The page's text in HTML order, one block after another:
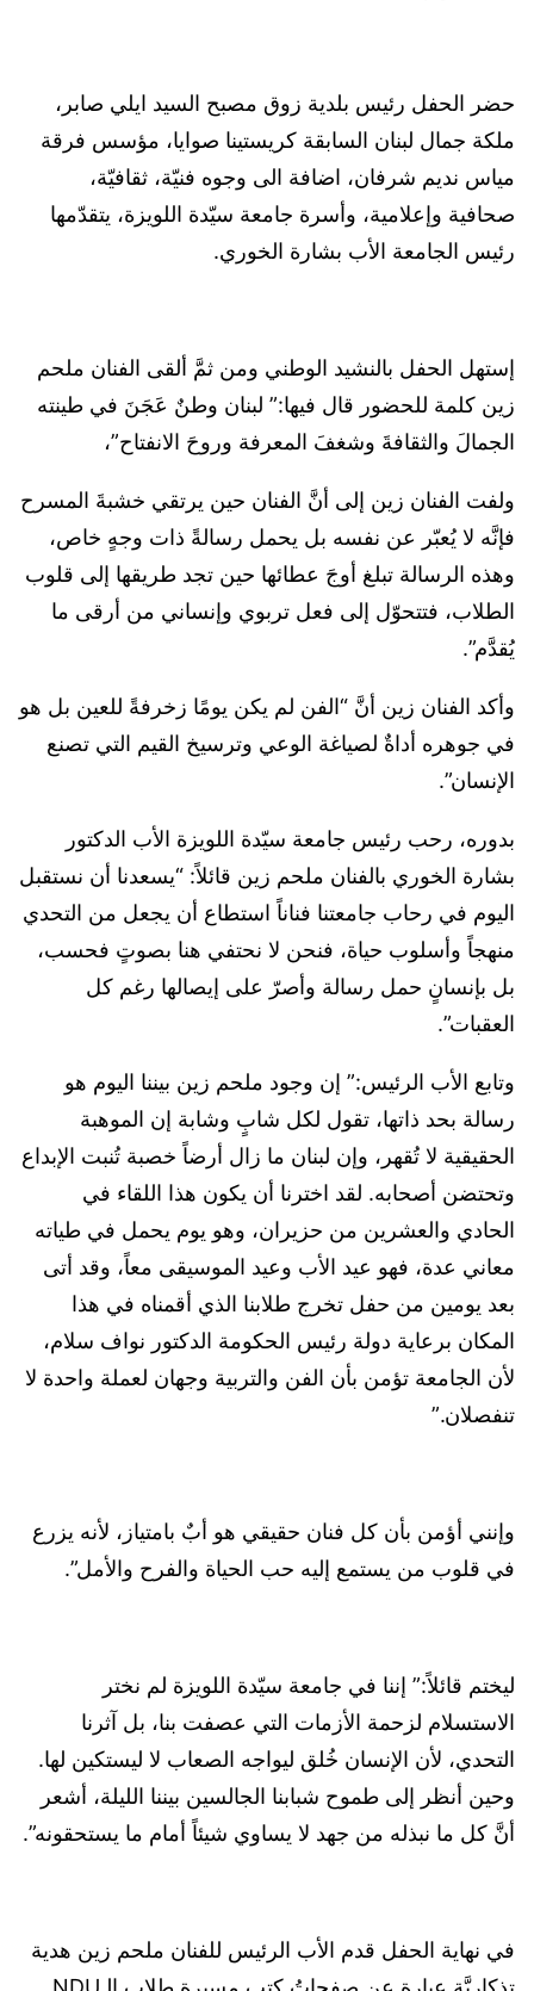
حضر الحفل رئيس بلدية زوق مصبح السيد ايلي صابر،
ملكة جمال لبنان السابقة كريستينا صوايا، مؤسس فرقة
مياس نديم شرفان، اضافة الى وجوه فنيّة، ثقافيّة،
صحافية وإعلامية، وأسرة جامعة سيّدة اللويزة، يتقدّمها
رئيس الجامعة الأب بشارة الخوري.
إستهل الحفل بالنشيد الوطني ومن ثمَّ ألقى الفنان ملحم
زين كلمة للحضور قال فيها:” لبنان وطنٌ عَجَنَ في طينته
الجمالَ والثقافةَ وشغفَ المعرفة وروحَ الانفتاح”،
ولفت الفنان زين إلى أنَّ الفنان حين يرتقي خشبةَ المسرح
فإنَّه لا يُعبّر عن نفسه بل يحمل رسالةً ذات وجهٍ خاص،
وهذه الرسالة تبلغ أوجَ عطائها حين تجد طريقها إلى قلوب
الطلاب، فتتحوّل إلى فعل تربوي وإنساني من أرقى ما
يُقدَّم”.
وأكد الفنان زين أنَّ “الفن لم يكن يومًا زخرفةً للعين بل هو
في جوهره أداةٌ لصياغة الوعي وترسيخ القيم التي تصنع
الإنسان”.
بدوره، رحب رئيس جامعة سيّدة اللويزة الأب الدكتور
بشارة الخوري بالفنان ملحم زين قائلاً: “يسعدنا أن نستقبل
اليوم في رحاب جامعتنا فناناً استطاع أن يجعل من التحدي
منهجاً وأسلوب حياة، فنحن لا نحتفي هنا بصوتٍ فحسب،
بل بإنسانٍ حمل رسالة وأصرّ على إيصالها رغم كل
العقبات”.
وتابع الأب الرئيس:” إن وجود ملحم زين بيننا اليوم هو
رسالة بحد ذاتها، تقول لكل شابٍ وشابة إن الموهبة
الحقيقية لا تُقهر، وإن لبنان ما زال أرضاً خصبة تُنبت الإبداع
وتحتضن أصحابه. لقد اخترنا أن يكون هذا اللقاء في
الحادي والعشرين من حزيران، وهو يوم يحمل في طياته
معاني عدة، فهو عيد الأب وعيد الموسيقى معاً، وقد أتى
بعد يومين من حفل تخرج طلابنا الذي أقمناه في هذا
المكان برعاية دولة رئيس الحكومة الدكتور نواف سلام،
لأن الجامعة تؤمن بأن الفن والتربية وجهان لعملة واحدة لا
تنفصلان.”
وإنني أؤمن بأن كل فنان حقيقي هو أبٌ بامتياز، لأنه يزرع
في قلوب من يستمع إليه حب الحياة والفرح والأمل”.
ليختم قائلاً:” إننا في جامعة سيّدة اللويزة لم نختر
الاستسلام لزحمة الأزمات التي عصفت بنا، بل آثرنا
التحدي، لأن الإنسان خُلق ليواجه الصعاب لا ليستكين لها.
وحين أنظر إلى طموح شبابنا الجالسين بيننا الليلة، أشعر
أنَّ كل ما نبذله من جهد لا يساوي شيئاً أمام ما يستحقونه”.
في نهاية الحفل قدم الأب الرئيس للفنان ملحم زين هدية